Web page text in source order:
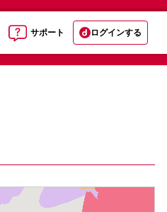
サポート ログインする